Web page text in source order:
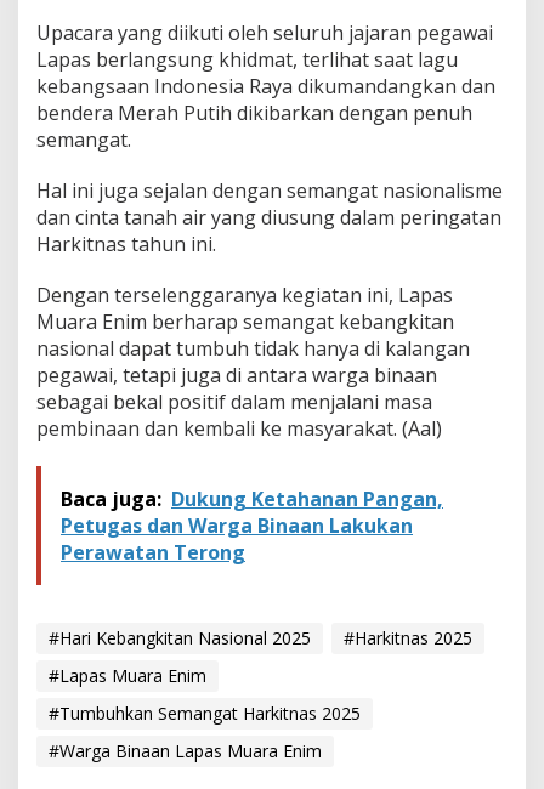
e
p
a
d
a
r
a
n
a
a
n
Upacara yang diikuti oleh seluruh jajaran pegawai
Lapas berlangsung khidmat, terlihat saat lagu
kebangsaan Indonesia Raya dikumandangkan dan
bendera Merah Putih dikibarkan dengan penuh
semangat.
Hal ini juga sejalan dengan semangat nasionalisme
dan cinta tanah air yang diusung dalam peringatan
Harkitnas tahun ini.
Dengan terselenggaranya kegiatan ini, Lapas
Muara Enim berharap semangat kebangkitan
nasional dapat tumbuh tidak hanya di kalangan
pegawai, tetapi juga di antara warga binaan
sebagai bekal positif dalam menjalani masa
pembinaan dan kembali ke masyarakat. (Aal)
Baca juga: Dukung Ketahanan Pangan,
Petugas dan Warga Binaan Lakukan
Perawatan Terong
#Hari Kebangkitan Nasional 2025
#Harkitnas 2025
#Lapas Muara Enim
#Tumbuhkan Semangat Harkitnas 2025
#Warga Binaan Lapas Muara Enim